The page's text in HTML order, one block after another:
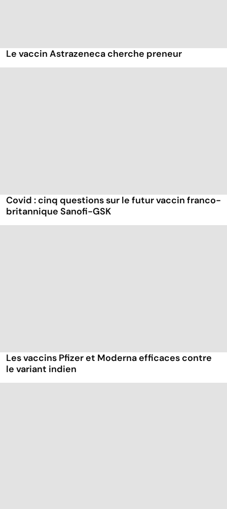
Le vaccin Astrazeneca cherche preneur
Covid : cinq questions sur le futur vaccin franco-
britannique Sanofi-GSK
Les vaccins Pfizer et Moderna efficaces contre
le variant indien